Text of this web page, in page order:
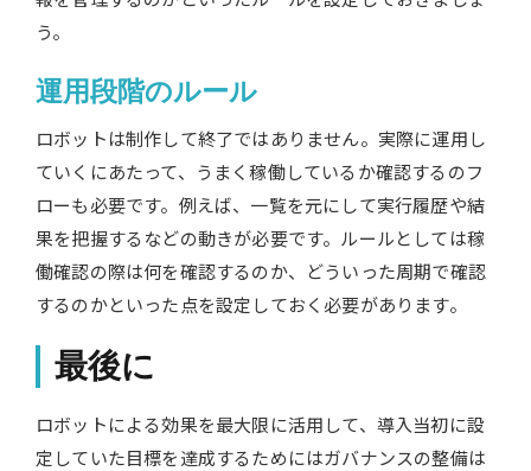
う。
運用段階のルール
ロボットは制作して終了ではありません。実際に運用し
ていくにあたって、うまく稼働しているか確認するのフ
ローも必要です。例えば、一覧を元にして実行履歴や結
果を把握するなどの動きが必要です。ルールとしては稼
働確認の際は何を確認するのか、どういった周期で確認
するのかといった点を設定しておく必要があります。
最後に
ロボットによる効果を最大限に活用して、導入当初に設
定していた目標を達成するためにはガバナンスの整備は